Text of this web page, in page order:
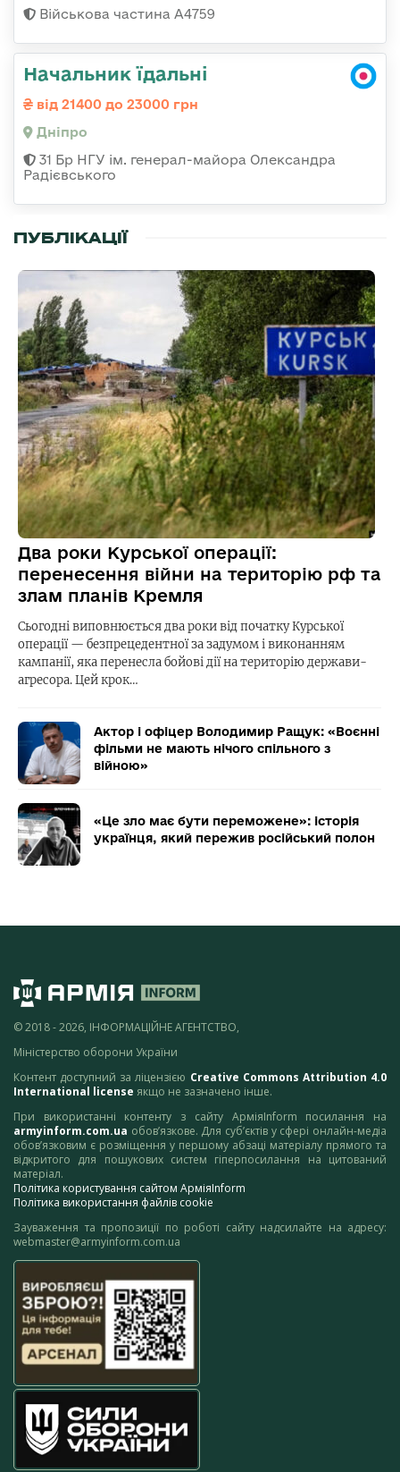
Військова частина А4759
Начальник їдальні
від 21400 до 23000 грн
Дніпро
31 Бр НГУ ім. генерал-майора Олександра
Радієвського
ПУБЛІКАЦІЇ
Два роки Курської операції:
перенесення війни на територію рф та
злам планів Кремля
Сьогодні виповнюється два роки від початку Курської
операції — безпрецедентної за задумом і виконанням
кампанії, яка перенесла бойові дії на територію держави-
агресора. Цей крок…
Актор і офіцер Володимир Ращук: «Воєнні
фільми не мають нічого спільного з
війною»
«Це зло має бути переможене»: історія
українця, який пережив російський полон
© 2018 - 2026, ІНФОРМАЦІЙНЕ АГЕНТСТВО,
Міністерство оборони України
Контент доступний за ліцензією Creative Commons Attribution 4.0
International license якщо не зазначено інше.
При використанні контенту з сайту АрміяInform посилання на
armyinform.com.ua обов’язкове. Для суб’єктів у сфері онлайн-медіа
обов’язковим є розміщення у першому абзаці матеріалу прямого та
відкритого для пошукових систем гіперпосилання на цитований
матеріал.
Політика користування сайтом АрміяInform
Політика використання файлів cookie
Зауваження та пропозиції по роботі сайту надсилайте на адресу:
webmaster@armyinform.com.ua